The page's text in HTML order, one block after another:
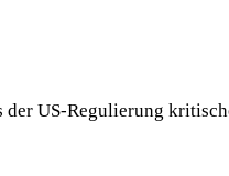
US-Regulierung